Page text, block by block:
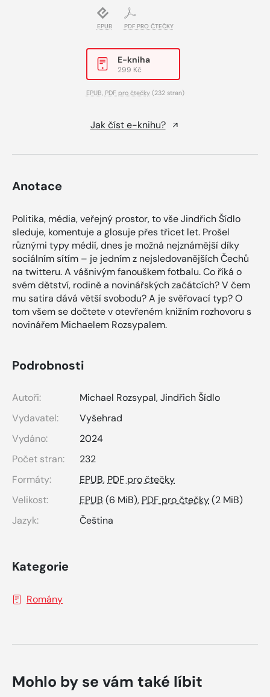
EPUB PDF PRO ČTEČKY
E-kniha
299 Kč
EPUB PDF pro čtečky(232 stran)
Jak číst e-knihu?
Anotace
Politika, média, veřejný prostor, to vše Jindřich Šídlo
sleduje, komentuje a glosuje přes třicet let. Prošel
různými typy médií, dnes je možná nejznámější díky
sociálním sítím – je jedním z nejsledovanějších Čechů
na twitteru. A vášnivým fanouškem fotbalu. Co říká o
svém dětství, rodině a novinářských začátcích? V čem
mu satira dává větší svobodu? A je svěřovací typ? O
tom všem se dočtete v otevřeném knižním rozhovoru s
novinářem Michaelem Rozsypalem.
Podrobnosti
Autoři: Michael Rozsypal,Jindřich Šídlo
Vydavatel:
Vyšehrad
Vydáno:
2024
Počet stran:
232
Formáty:
EPUB, PDF pro čtečky
Velikost:
EPUB (6 MiB), PDF pro čtečky(2 MiB)
Jazyk:
Čeština
Kategorie
Romány
Mohlo by se vám také líbit